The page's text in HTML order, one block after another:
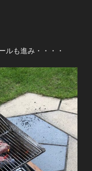
ルも進み・・・・